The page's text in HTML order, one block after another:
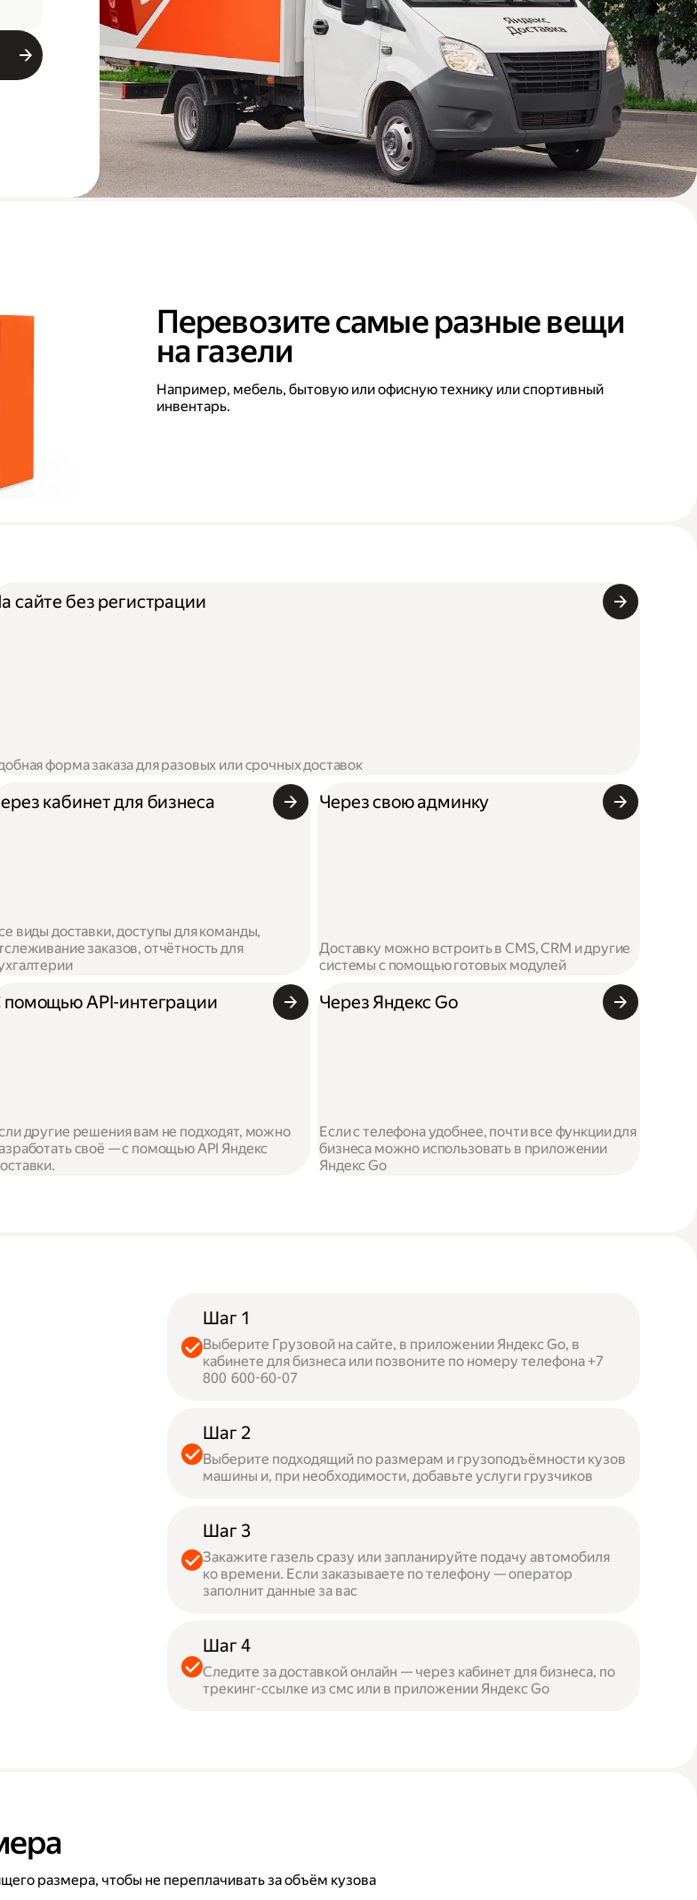
Перевозите самые разные вещи
на газели
Например, мебель, бытовую или офисную технику или спортивный
инвентарь.
сайте без регистрации
форма заказа для разовых или срочных доставок
кабинет для бизнеса
виды доставки, доступы для команды,
заказов, отчётность для
Через свою админку
Доставку можно встроить в CMS, CRM и другие
системы с помощью готовых модулей
помощью API-интеграции
другие решения вам не подходят, можно
своё — с помощью API Яндекс
Через Яндекс Go
Если с телефона удобнее, почти все функции для
бизнеса можно использовать в приложении
Яндекс Go
Шаг 1
Выберите Грузовой на сайте, в приложении Яндекс Go, в
кабинете для бизнеса или позвоните по номеру телефона +7
800 600-60-07
Шаг 2
Выберите подходящий по размерам и грузоподъёмности кузов
машины и, при необходимости, добавьте услуги грузчиков
Шаг 3
Закажите газель сразу или запланируйте подачу автомобиля
ко времени. Если заказываете по телефону — оператор
заполнит данные за вас
Шаг 4
Следите за доставкой онлайн — через кабинет для бизнеса, по
трекинг-ссылке из смс или в приложении Яндекс Go
размера, чтобы не переплачивать за объём кузова